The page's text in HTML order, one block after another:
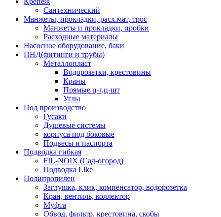
Сантехнический
Манжеты, прокладки, расх.мат, трос
Манжеты и прокладки, пробки
Расходные материалы
Насосное оборудование, баки
ПНД(фитинги и трубы)
Металлопласт
Водорозетки, крестовины
Краны
Прямые ц-г,ц-шт
Углы
Под производство
Гусаки
Душевые системы
корпуса под боковые
Подвесы и паспорта
Подводка гибкая
FIL-NOIX (Сад-огород)
Подводка Like
Полипропилен
Заглушка, клик, компенсатор, водорозетка
Кран, вентиль, коллектор
Муфта
Обвод, фильтр, крестовина, скобы